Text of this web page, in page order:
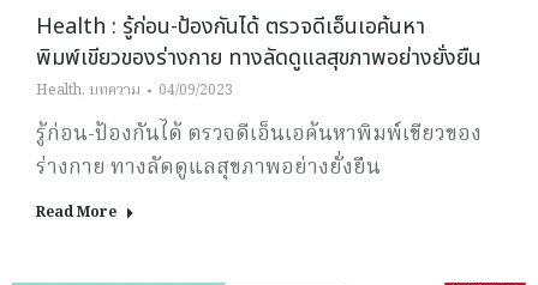
Health : รู้ก่อน-ป้องกันได้ ตรวจดีเอ็นเอค้นหา
พิมพ์เขียวของร่างกาย ทางลัดดูแลสุขภาพอย่างยั่งยืน
Health, บทความ 04/09/2023
รู้ก่อน-ป้องกันได้ ตรวจดีเอ็นเอค้นหาพิมพ์เขียวของ
ร่างกาย ทางลัดดูแลสุขภาพอย่างยั่งยืน
Read More